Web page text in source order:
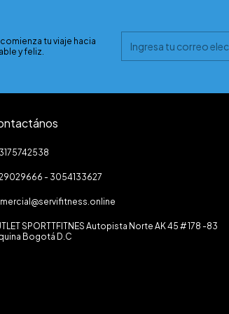
tu viaje hacia
y feliz.
- 3054133627
SPORTTFITNES Autopista Norte AK 45 # 178 -83
Bogotá D.C